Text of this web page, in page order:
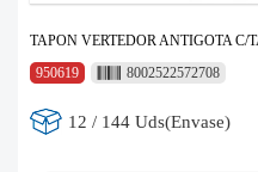
TAPON VERTEDOR ANTIGOTA C/
950619
8002522572708
12 / 144 Uds(Envase)